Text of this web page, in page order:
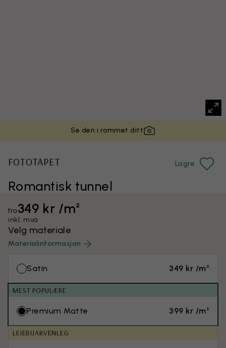
Se den i rommet ditt
Romantisk tunnel
FOTOTAPET Lagre
fra349 kr /m²
inkl. mva
Velg materiale
Materialinformasjon
Satin 349 kr /m²
MEST POPULÆRE
Premium Matte 399 kr /m²
LEIEBUARVENLEG